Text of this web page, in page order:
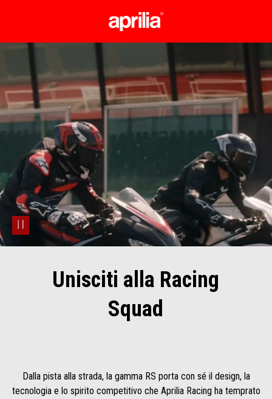
Vai al contenuto principale
pause
Unisciti alla Racing
Squad
Dalla pista alla strada, la gamma RS porta con sé il design, la
tecnologia e lo spirito competitivo che Aprilia Racing ha temprato